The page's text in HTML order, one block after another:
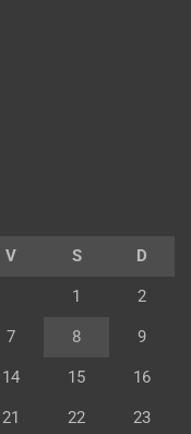
V S D
1 2
7 8 9
14 15 16
21 22 23